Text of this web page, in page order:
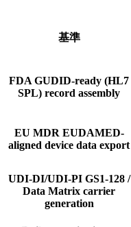
基準
FDA GUDID-ready (HL7
SPL) record assembly
EU MDR EUDAMED-
aligned device data export
UDI-DI/UDI-PI GS1-128 /
Data Matrix carrier
generation